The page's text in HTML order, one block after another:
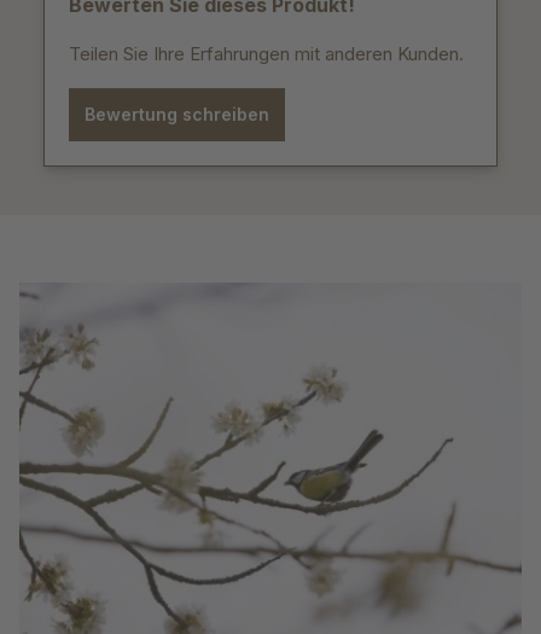
Bewerten Sie dieses Produkt!
Teilen Sie Ihre Erfahrungen mit anderen Kunden.
Bewertung schreiben